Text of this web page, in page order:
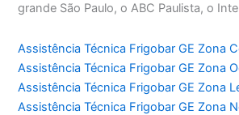
grande São Paulo, o ABC Paulista, o
Assistência Técnica Frigobar GE Zona
Assistência Técnica Frigobar GE Zona
Assistência Técnica Frigobar GE Zona
Assistência Técnica Frigobar GE Zona